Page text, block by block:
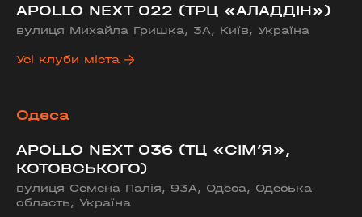
APOLLO NEXT 022 (ТРЦ «АЛАДДІН»)
вулиця Михайла Гришка, 3А, Київ, Україна
Усі клуби міста
Одеса
APOLLO NEXT 036 (ТЦ «СІМ’Я»,
КОТОВСЬКОГО)
вулиця Семена Палія, 93А, Одеса, Одеська
область, Україна